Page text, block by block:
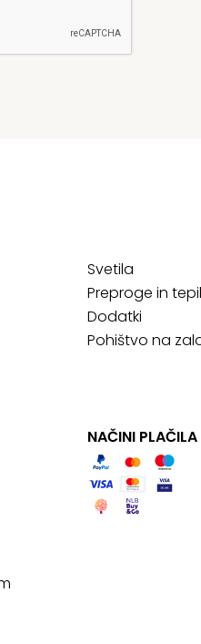
Svetila
Preproge in
Dodatki
Pohištvo na
NAČINI PLAČILA